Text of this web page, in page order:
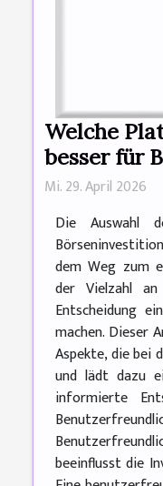
Welche
besser für
Mi. 29. April 2026
Die Auswahl
dem Weg zum
der Vielzahl
Entscheidung
machen. Dieser
Aspekte, die bei
und lädt dazu
informierte
beeinflusst die